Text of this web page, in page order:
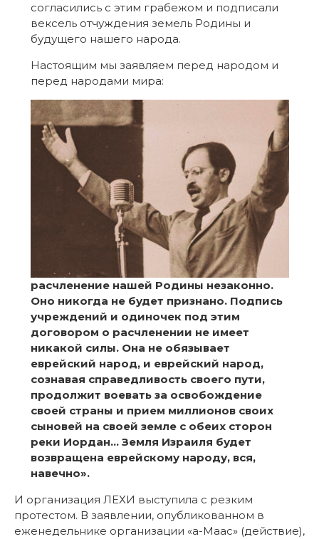
согласились с этим грабежом и подписали
вексель отчуждения земель Родины и
будущего нашего народа.
Настоящим мы заявляем перед народом и
перед народами мира:
расчленение нашей Родины незаконно.
Оно никогда не будет признано. Подпись
учреждений и одиночек под этим
договором о расчленении не имеет
никакой силы. Она не обязывает
еврейский народ, и еврейский народ,
сознавая справедливость своего пути,
продолжит воевать за освобождение
своей страны и прием миллионов своих
сыновей на своей земле с обеих сторон
реки Иордан… Земля Израиля будет
возвращена еврейскому народу, вся,
навечно».
И организация ЛЕХИ выступила с резким
протестом. В заявлении, опубликованном в
еженедельнике организации «а-Маас» (действие),